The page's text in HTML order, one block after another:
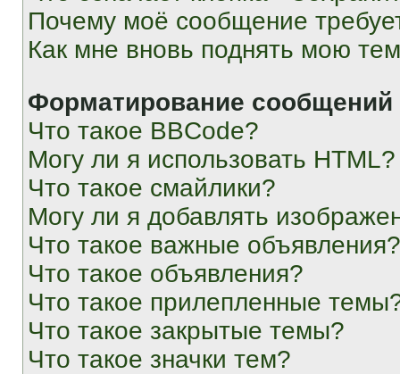
Почему моё сообщение
Как мне вновь поднять мою
Форматирование
Что такое BBCode?
Могу ли я использовать HTML?
Что такое смайлики?
Могу ли я добавлять
Что такое важные объявления?
Что такое объявления?
Что такое прилепленные
Что такое закрытые темы?
Что такое значки тем?